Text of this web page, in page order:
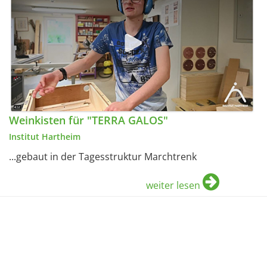
Weinkisten für "TERRA GALOS"
Institut Hartheim
...gebaut in der Tagesstruktur Marchtrenk
weiter lesen